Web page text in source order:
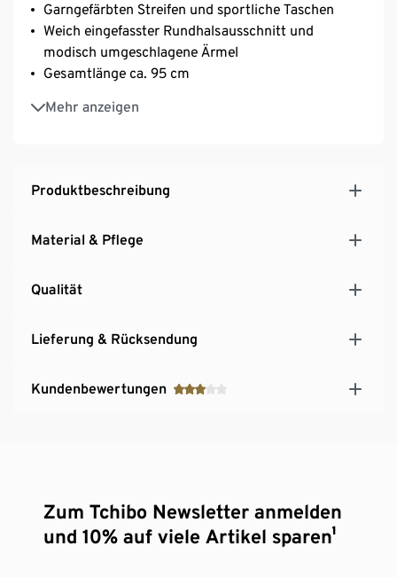
Garngefärbten Streifen und sportliche Taschen
Weich eingefasster Rundhalsausschnitt und
modisch umgeschlagene Ärmel
Gesamtlänge ca. 95 cm
Mehr anzeigen
Unsere Models tragen Größe 38
Komfortable, elastische Single Jersey-Qualität
Produktbeschreibung
Material & Pflege
Qualität
Lieferung & Rücksendung
Kundenbewertungen
Zum Tchibo Newsletter anmelden
und 10% auf viele Artikel sparen¹